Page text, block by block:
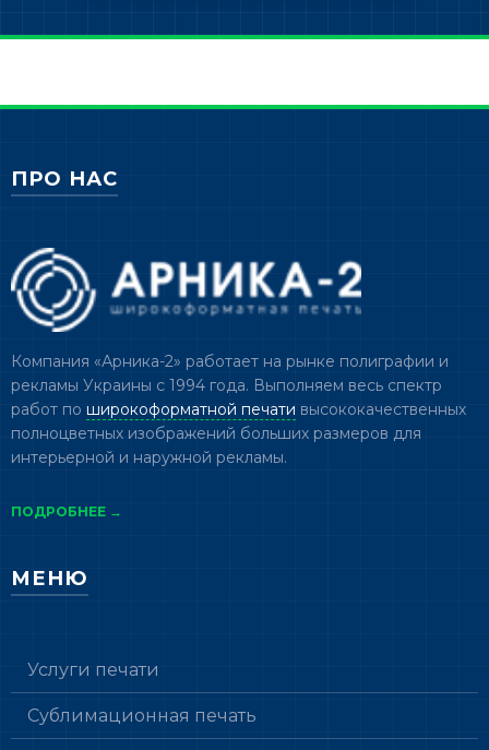
ПРО НАС
Компания «Арника-2» работает на рынке полиграфии и
рекламы Украины с 1994 года. Выполняем весь спектр
работ по широкоформатной печати высококачественных
полноцветных изображений больших размеров для
интерьерной и наружной рекламы.
ПОДРОБНЕЕ →
МЕНЮ
Услуги печати
Сублимационная печать